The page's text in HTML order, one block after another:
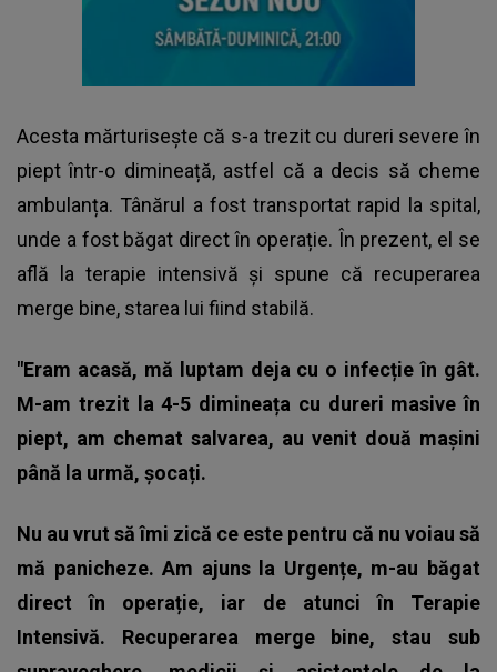
Acesta mărturisește că s-a trezit cu dureri severe în
piept într-o dimineață, astfel că a decis să cheme
ambulanța. Tânărul a fost transportat rapid la spital,
unde a fost băgat direct în operație. În prezent, el se
află la terapie intensivă și spune că recuperarea
merge bine, starea lui fiind stabilă.
"Eram acasă, mă luptam deja cu o infecție în gât.
M-am trezit la 4-5 dimineața cu dureri masive în
piept, am chemat salvarea, au venit două mașini
până la urmă, șocați.
Nu au vrut să îmi zică ce este pentru că nu voiau să
mă panicheze. Am ajuns la Urgențe, m-au băgat
direct în operație, iar de atunci în Terapie
Intensivă. Recuperarea merge bine, stau sub